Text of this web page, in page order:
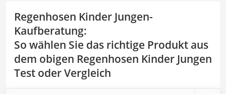
Regenhosen Kinder Jungen-
Kaufberatung:
So wählen Sie das richtige Produkt aus
dem obigen Regenhosen Kinder Jungen
Test oder Vergleich